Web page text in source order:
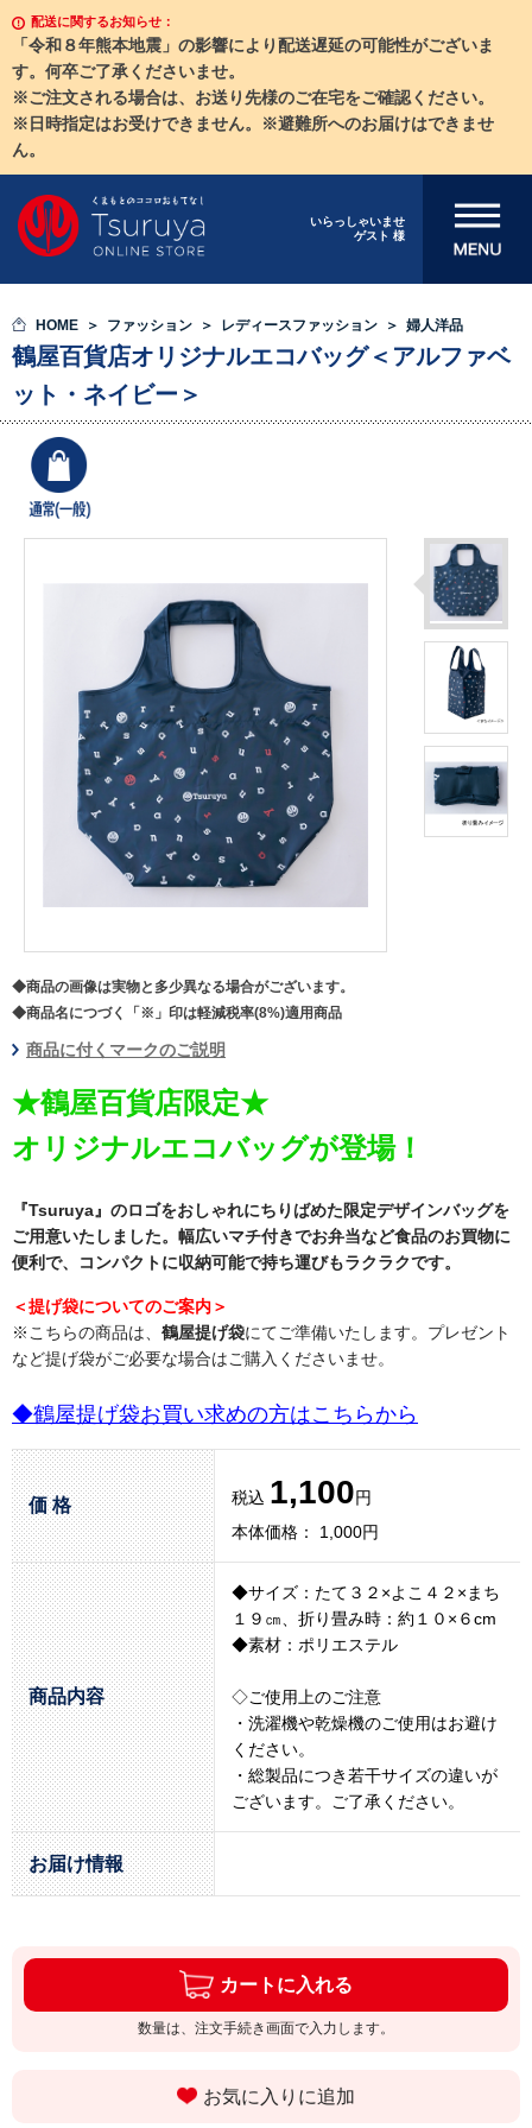
配送に関するお知らせ：
「令和８年熊本地震」の影響により配送遅延の可能性がございま
す。何卒ご了承くださいませ。
※ご注文される場合は、お送り先様のご在宅をご確認ください。
※日時指定はお受けできません。※避難所へのお届けはできませ
ん。
いらっしゃいませ
ゲスト 様
メニューを開
HOME ファッション レディースファッション 婦人洋品
鶴屋百貨店オリジナルエコバッグ＜アルファベ
ット・ネイビー＞
◆商品の画像は実物と多少異なる場合がございます。
◆商品名につづく「※」印は軽減税率(8%)適用商品
商品に付くマークのご説明
★鶴屋百貨店限定★
オリジナルエコバッグが登場！
『Tsuruya』のロゴをおしゃれにちりばめた限定デザインバッグを
ご用意いたしました。幅広いマチ付きでお弁当など食品のお買物に
便利で、コンパクトに収納可能で持ち運びもラクラクです。
＜提げ袋についてのご案内＞
※こちらの商品は、 鶴屋提げ袋にてご準備いたします。プレゼント
など提げ袋がご必要な場合はご購入くださいませ。
◆鶴屋提げ袋お買い求めの方はこちらから
価 格 税込 1,100円
本体価格： 1,000円
商品内容
◆サイズ：たて３２×よこ４２×まち
１９㎝、折り畳み時：約１０×６cm
◆素材：ポリエステル
◇ご使用上のご注意
・洗濯機や乾燥機のご使用はお避け
ください。
・総製品につき若干サイズの違いが
ございます。ご了承ください。
お届け情報
カートに入れる
数量は、注文手続き画面で入力します。
お気に入りに追加